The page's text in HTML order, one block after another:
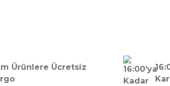
Ürünlere Ücretsiz